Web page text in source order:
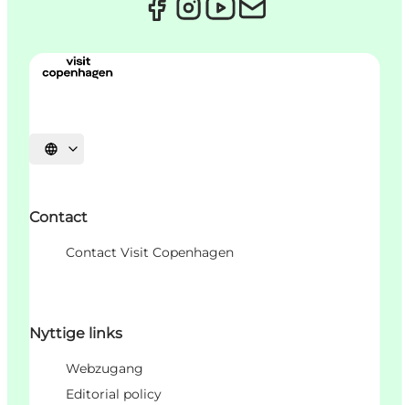
Sprache auswählen
Contact
Contact Visit Copenhagen
Nyttige links
Webzugang
Editorial policy